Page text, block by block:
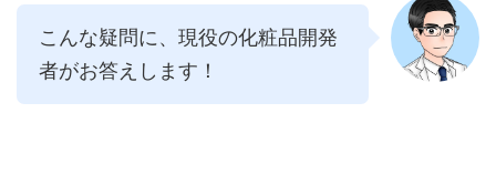
こんな疑問に、現役の化粧品開発
者がお答えします！